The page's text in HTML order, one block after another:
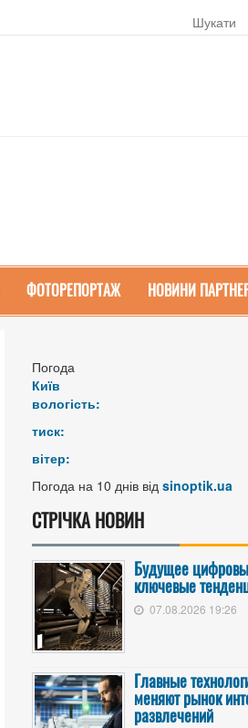
ФОТОРЕПОРТАЖ НОВИНИ
Погода
Київ
вологість:
тиск:
вітер:
Погода на 10 днів від sinoptik.ua
СТРІЧКА НОВИН
Будущее
ключевые
07.08.2026 19:26
Главные
меняют рынок
развлечений